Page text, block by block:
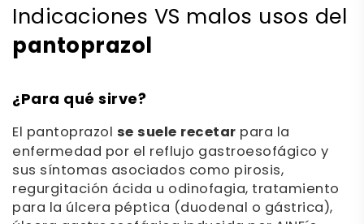
Indicaciones VS malos usos del
pantoprazol
¿Para qué sirve?
El pantoprazol se suele recetar para la
enfermedad por el reflujo gastroesofágico y
sus síntomas asociados como pirosis,
regurgitación ácida u odinofagia, tratamiento
para la úlcera péptica (duodenal o gástrica),